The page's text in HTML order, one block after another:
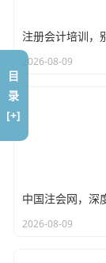
门科目全考过
历应该是“抢手货
得哑口无言，
不吃你“理论满
2026-08-09
2026-08-09
目
录
[+]